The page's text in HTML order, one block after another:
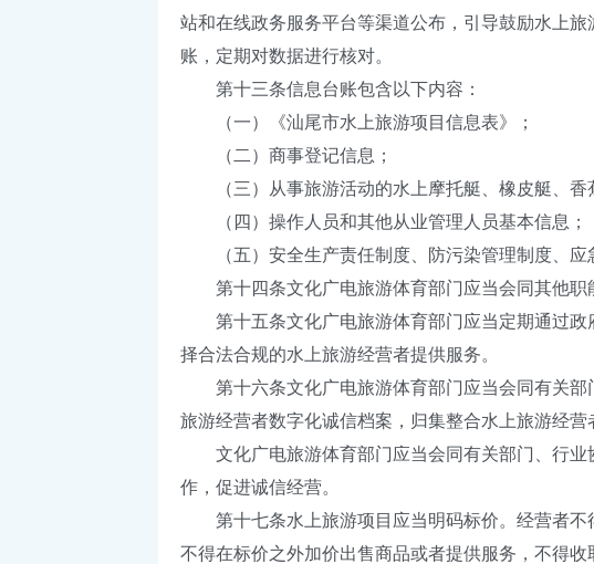
站和在线政务服务平台等渠道公布，引导鼓励水上
账，定期对数据进行核对。
第十三条信息台账包含以下内容：
（一）《汕尾市水上旅游项目信息表》；
（二）商事登记信息；
（三）从事旅游活动的水上摩托艇、橡皮艇、香
（四）操作人员和其他从业管理人员基本信息；
（五）安全生产责任制度、防污染管理制度、应
第十四条文化广电旅游体育部门应当会同其他职
第十五条文化广电旅游体育部门应当定期通过政
择合法合规的水上旅游经营者提供服务。
第十六条文化广电旅游体育部门应当会同有关部
旅游经营者数字化诚信档案，归集整合水上旅游经营
文化广电旅游体育部门应当会同有关部门、行业
作，促进诚信经营。
第十七条水上旅游项目应当明码标价。经营者不
不得在标价之外加价出售商品或者提供服务，不得